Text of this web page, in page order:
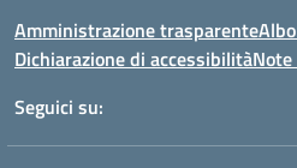
Amministrazione trasparente
Dichiarazione di accessibilità
Seguici su: